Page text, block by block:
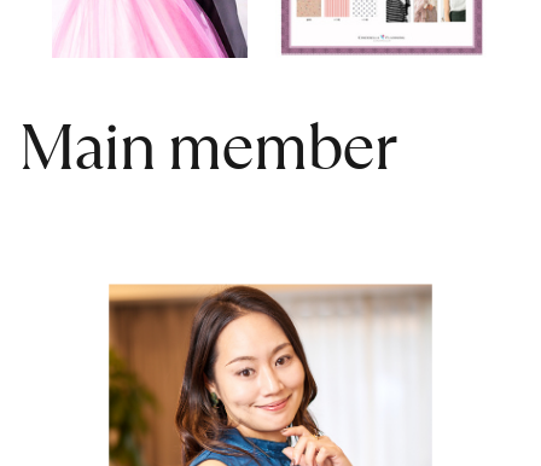
Main member